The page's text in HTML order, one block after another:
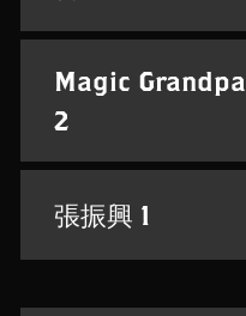
Magic Grandpa
2
張振興 1